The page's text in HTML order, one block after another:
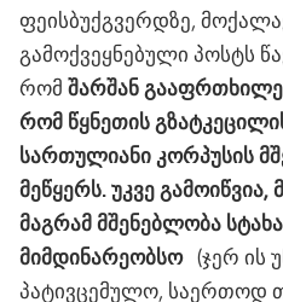
ფეისბუქგვერდზე,
გამოქვეყნებული პოსტს
რომ შარშან
რომ წყნეთის
სართულიანი კორპუსის
მეწყერს. უკვე გამოიწვია,
მაგრამ მშენებლობა
მიმდინარეობსო(ჯერ ის
პატივცემულო, საერთოდ